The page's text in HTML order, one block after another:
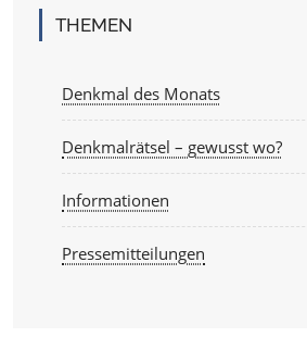
THEMEN
Denkmal des Monats
Denkmalrätsel – gewusst wo?
Informationen
Pressemitteilungen